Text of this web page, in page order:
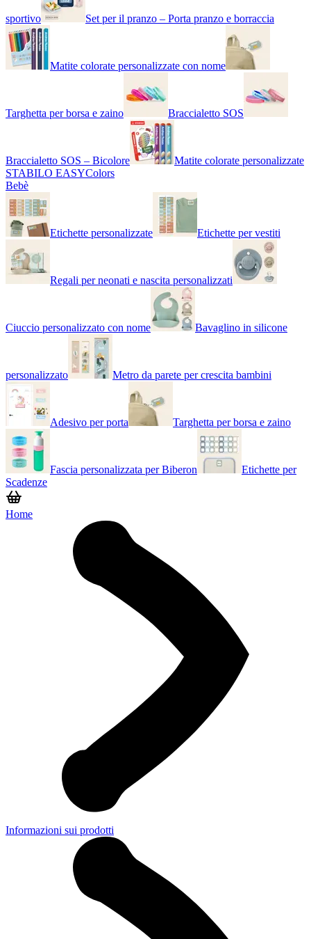
sportivo Set per il pranzo – Porta pranzo e borraccia
Matite colorate personalizzate con nome
Targhetta per borsa e zaino Braccialetto SOS
Braccialetto SOS – Bicolore
Matite colorate personalizzate
STABILO EASYColors
Bebè
Etichette personalizzate Etichette per vestiti
Regali per neonati e nascita personalizzati
Ciuccio personalizzato con nome Bavaglino in silicone
personalizzato Metro da parete per crescita bambini
Adesivo per porta Targhetta per borsa e zaino
Fascia personalizzata per Biberon
Etichette per
Scadenze
Home
Informazioni sui prodotti